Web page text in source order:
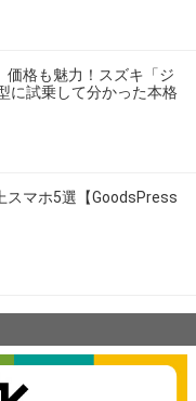
価格も魅力！スズキ「ジ
に試乗して分かった本格
スマホ5選【GoodsPress